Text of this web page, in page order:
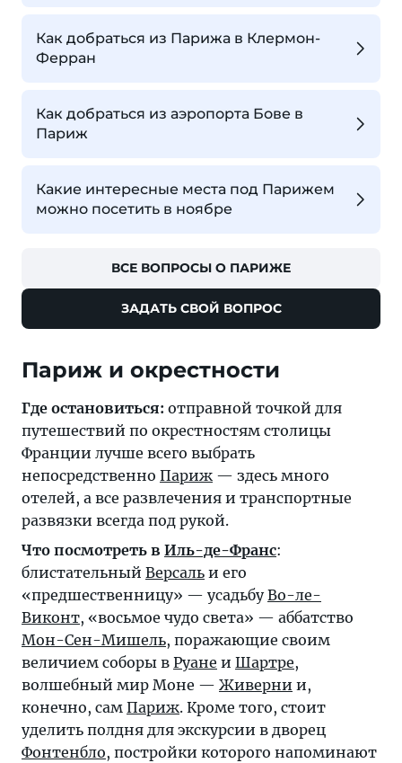
Как добраться из Парижа в Клермон-
Ферран
Как добраться из аэропорта Бове в
Париж
Какие интересные места под Парижем
можно посетить в ноябре
ВСЕ ВОПРОСЫ О ПАРИЖЕ
ЗАДАТЬ СВОЙ ВОПРОС
Париж и окрестности
Где остановиться: отправной точкой для
путешествий по окрестностям столицы
Франции лучше всего выбрать
непосредственно Париж — здесь много
отелей, а все развлечения и транспортные
развязки всегда под рукой.
Что посмотреть в Иль-де-Франс:
блистательный Версаль и его
«предшественницу» — усадьбуВо-ле-
Виконт, «восьмое чудо света» — аббатство
Мон-Сен-Мишель, поражающие своим
величием соборы в Руане и Шартре,
волшебный мир Моне — Живерни и,
конечно, сам Париж. Кроме того, стоит
уделить полдня для экскурсии в дворец
Фонтенбло, постройки которого напоминают